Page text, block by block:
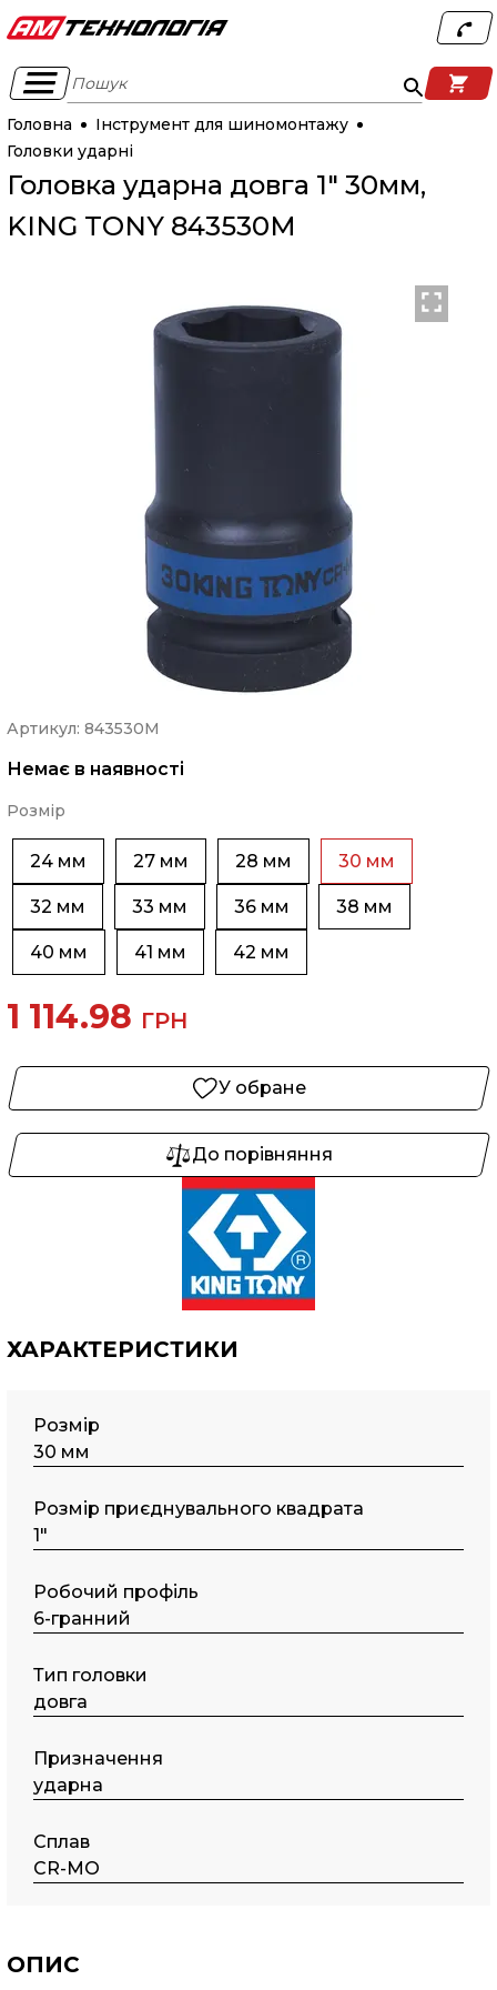
Пошук
Головна
Інструмент для шиномонтажу
Головки ударні
Головка ударна довга 1" 30мм,
KING TONY 843530M
Артикул: 843530M
Немає в наявності
Розмір
24 мм 27 мм 28 мм 30 мм
32 мм 33 мм 36 мм 38 мм
40 мм 41 мм 42 мм
1 114.98 ГРН
У обране
До порівняння
ХАРАКТЕРИСТИКИ
Розмір
30 мм
Розмір приєднувального квадрата
1"
Робочий профіль
6-гранний
Тип головки
довга
Призначення
ударна
Сплав
CR-MO
ОПИС